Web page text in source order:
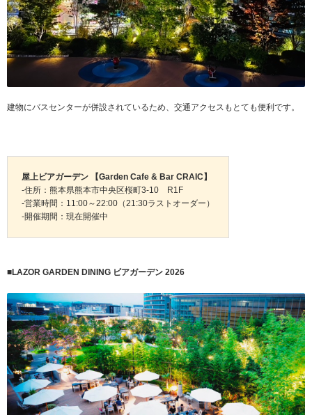
建物にバスセンターが併設されているため、交通アクセスもとても便利です。
屋上ビアガーデン 【Garden Cafe & Bar CRAIC】
-住所：熊本県熊本市中央区桜町3-10 R1F
-営業時間：11:00～22:00（21:30ラストオーダー）
-開催期間：現在開催中
■LAZOR GARDEN DINING ビアガーデン 2026